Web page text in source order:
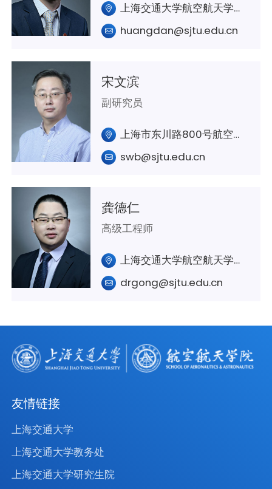
上海交通大学航空航天学院A301室
huangdan@sjtu.edu.cn
宋文滨
副研究员
上海市东川路800号航空航天学院A337室
swb@sjtu.edu.cn
龚德仁
高级工程师
上海交通大学航空航天学院A420室
drgong@sjtu.edu.cn
友情链接
上海交通大学
上海交通大学教务处
上海交通大学研究生院